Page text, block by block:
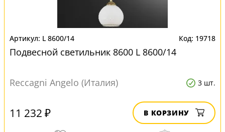
L 8600/14 19718
Подвесной светильник 8600 L 8600/14
Reccagni Angelo (Италия) 3 шт.
11 232 ₽ В КОРЗИНУ